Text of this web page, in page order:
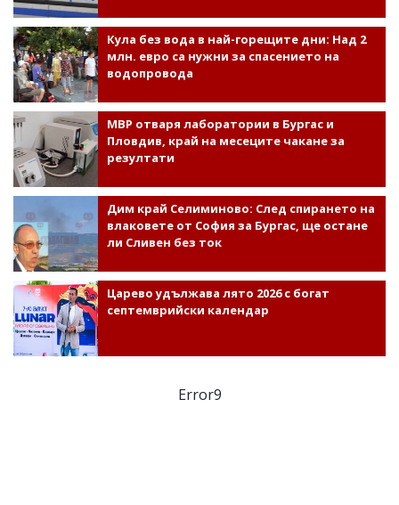
Кула без вода в най-горещите дни: Над 2
млн. евро са нужни за спасението на
водопровода
МВР отваря лаборатории в Бургас и
Пловдив, край на месеците чакане за
резултати
Дим край Селиминово: След спирането на
влаковете от София за Бургас, ще остане
ли Сливен без ток
Царево удължава лято 2026 с богат
септемврийски календар
Error9